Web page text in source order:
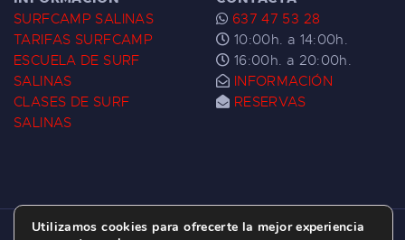
SURFCAMP SALINAS
TARIFAS SURFCAMP
ESCUELA DE SURF
SALINAS
CLASES DE SURF
SALINAS
637 47 53 28
10:00h. a 14:00h.
16:00h. a 20:00h.
INFORMACIÓN
RESERVAS
Utilizamos cookies para ofrecerte la mejor experiencia